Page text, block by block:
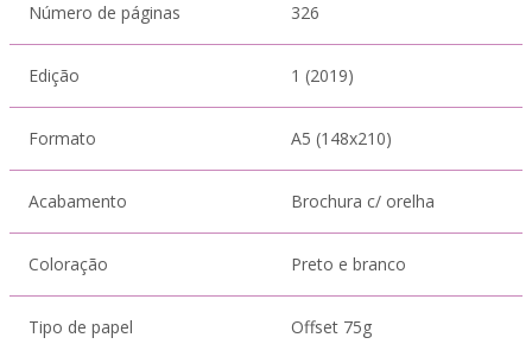
Número de páginas 326
Edição 1 (2019)
Formato A5 (148x210)
Acabamento Brochura c/ orelha
Coloração Preto e branco
Tipo de papel Offset 75g